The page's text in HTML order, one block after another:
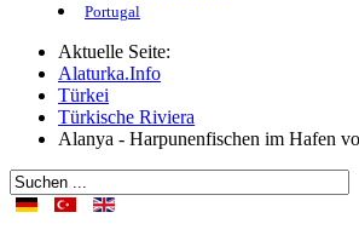
Portugal
Aktuelle Seite:
Alaturka.Info
Türkei
Türkische Riviera
Alanya - Harpunenfischen im Hafen